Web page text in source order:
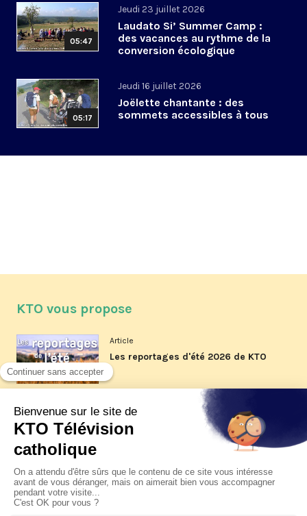
05:47
Jeudi 23 juillet 2026
Laudato Si’ Summer Camp :
des vacances au rythme de la
conversion écologique
05:17
Jeudi 16 juillet 2026
Joëlette chantante : des
sommets accessibles à tous
KTO vous propose
Article
Les reportages d'été 2026 de KTO
La visite pastorale du pape Léon
XIV à Assise à suivre sur KTO le
Article
Le pape en Uruguay, Argentine et